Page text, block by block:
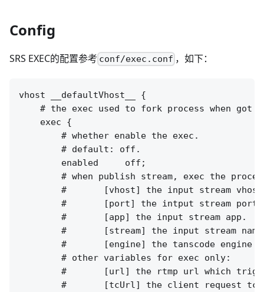
Config
SRS EXEC的配置参考 conf/exec.conf ，如下：
vhost __defaultVhost__ {
# the exec used to fork process when got
    exec {
        # whether enable the exec.
        # default: off.
        enabled     off;
# when publish stream, exec the
#       [vhost] the input stream
        #       [port] the intput stream port.
        #       [app] the input stream app.
#       [stream] the input stream
#       [engine] the tanscode engine
        # other variables for exec only:
#       [url] the rtmp url which
#       [tcUrl] the client request